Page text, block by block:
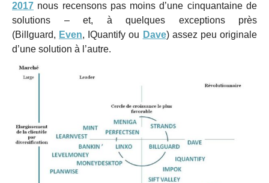
2017 nous recensons pas moins d’une cinquantaine de
solutions – et, à quelques exceptions près
(Billguard, Even, IQuantify ou Dave) assez peu originale
d’une solution à l’autre.